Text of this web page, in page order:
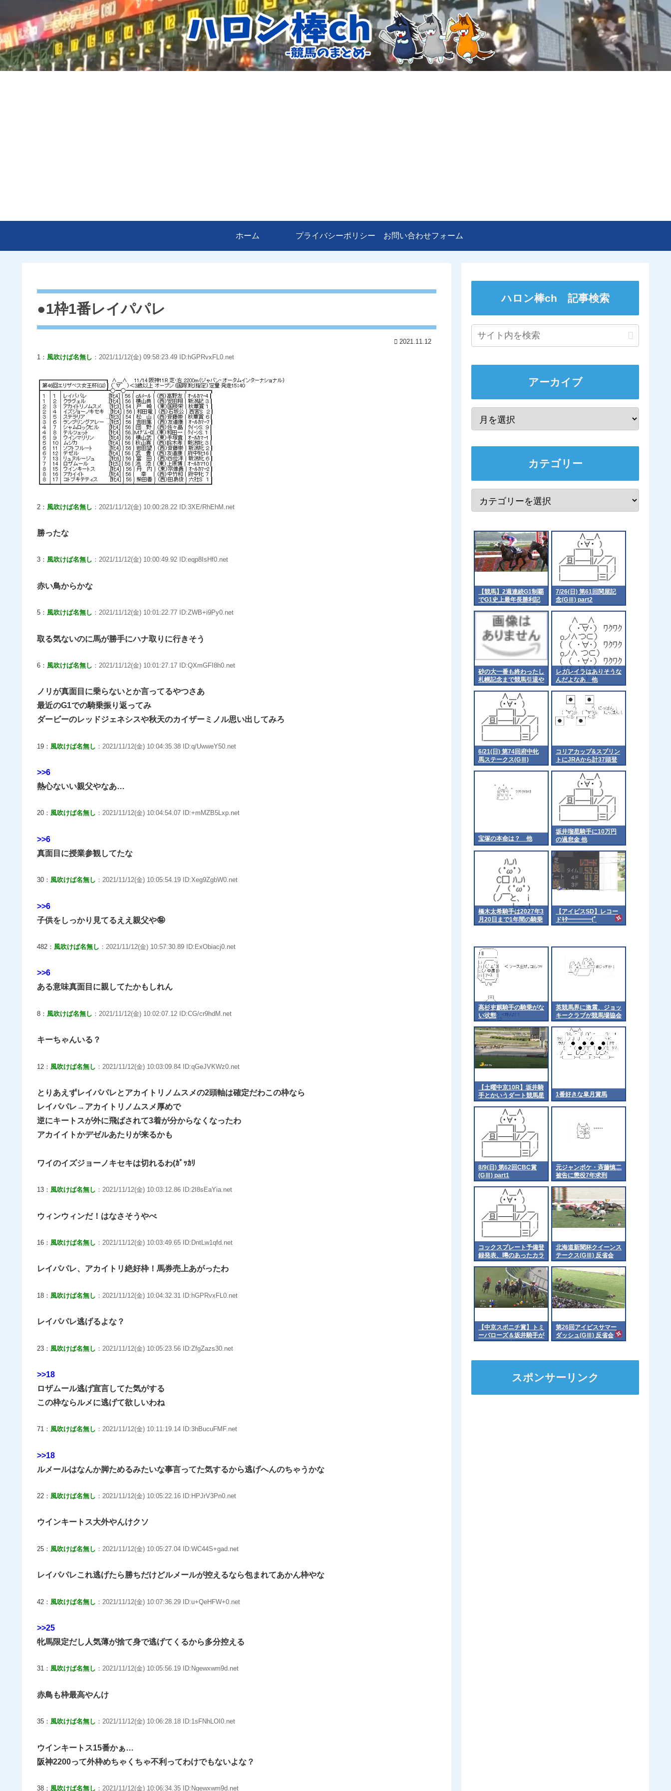
ホーム プライバシーポリシー お問い合わせフォーム
●1枠1番レイパパレ
2021.11.12
1： 風吹けば名無し ：2021/11/12(金) 09:58:23.49 ID:hGPRvxFL0.net
2： 風吹けば名無し ：2021/11/12(金) 10:00:28.22 ID:3XE/RhEhM.net
勝ったな
3： 風吹けば名無し ：2021/11/12(金) 10:00:49.92 ID:eqp8IsHf0.net
赤い鳥からかな
5： 風吹けば名無し ：2021/11/12(金) 10:01:22.77 ID:ZWB+i9Py0.net
取る気ないのに馬が勝手にハナ取りに行きそう
6： 風吹けば名無し ：2021/11/12(金) 10:01:27.17 ID:QXmGFI8h0.net
ノリが真面目に乗らないとか言ってるやつさあ
最近のG1での騎乗振り返ってみ
ダービーのレッドジェネシスや秋天のカイザーミノル思い出してみろ
19： 風吹けば名無し ：2021/11/12(金) 10:04:35.38 ID:q/UwweY50.net
>>6
熱心ないい親父やなあ…
20： 風吹けば名無し ：2021/11/12(金) 10:04:54.07 ID:+mMZB5Lxp.net
>>6
真面目に授業参観してたな
30： 風吹けば名無し ：2021/11/12(金) 10:05:54.19 ID:Xeg9ZgbW0.net
>>6
子供をしっかり見てるええ親父や🤪
482： 風吹けば名無し ：2021/11/12(金) 10:57:30.89 ID:ExObiacj0.net
>>6
ある意味真面目に親してたかもしれん
8： 風吹けば名無し ：2021/11/12(金) 10:02:07.12 ID:CG/cr9hdM.net
キーちゃんいる？
12： 風吹けば名無し ：2021/11/12(金) 10:03:09.84 ID:qGeJVKWz0.net
とりあえずレイパパレとアカイトリノムスメの2頭軸は確定だわこの枠なら
レイパパレ→アカイトリノムスメ厚めで
逆にキートスが外に飛ばされて3着が分からなくなったわ
アカイイトかデゼルあたりが来るかも
ワイのイズジョーノキセキは切れるわ(ｶﾞｯｶﾘ
13： 風吹けば名無し ：2021/11/12(金) 10:03:12.86 ID:2I8sEaYia.net
ウィンウィンだ！はなさそうやべ
16： 風吹けば名無し ：2021/11/12(金) 10:03:49.65 ID:DntLw1qfd.net
レイパパレ、アカイトリ絶好枠！馬券売上あがったわ
18： 風吹けば名無し ：2021/11/12(金) 10:04:32.31 ID:hGPRvxFL0.net
レイパパレ逃げるよな？
23： 風吹けば名無し ：2021/11/12(金) 10:05:23.56 ID:ZfgZazs30.net
>>18
ロザムール逃げ宣言してた気がする
この枠ならルメに逃げて欲しいわね
71： 風吹けば名無し ：2021/11/12(金) 10:11:19.14 ID:3hBucuFMF.net
>>18
ルメールはなんか脚ためるみたいな事言ってた気するから逃げへんのちゃうかな
22： 風吹けば名無し ：2021/11/12(金) 10:05:22.16 ID:HPJrV3Pn0.net
ウインキートス大外やんけクソ
25： 風吹けば名無し ：2021/11/12(金) 10:05:27.04 ID:WC44S+gad.net
レイパパレこれ逃げたら勝ちだけどルメールが控えるなら包まれてあかん枠やな
42： 風吹けば名無し ：2021/11/12(金) 10:07:36.29 ID:u+QeHFW+0.net
>>25
牝馬限定だし人気薄が捨て身で逃げてくるから多分控える
31： 風吹けば名無し ：2021/11/12(金) 10:05:56.19 ID:Ngewxwm9d.net
赤鳥も枠最高やんけ
35： 風吹けば名無し ：2021/11/12(金) 10:06:28.18 ID:1sFNhLOI0.net
ウインキートス15番かぁ…
阪神2200って外枠めちゃくちゃ不利ってわけでもないよな？
38： 風吹けば名無し ：2021/11/12(金) 10:06:34.35 ID:Ngewxwm9d.net
ハロン棒ch 記事検索
アーカイブ
カテゴリー
【競馬】2週連続G1制覇
でG1史上最年長勝利記
録を更新した武豊騎手
「ようやくピークが来
た」「遅咲きでした」
[ニーニーφ★]
7/26(日) 第61回関屋記
念(GⅢ) part2
砂の大一番も終わったし
札幌記念まで競馬引退や
ね
レガレイラはありそうな
んだよなあ 他
6/21(日) 第74回府中牝
馬ステークス(GⅢ)
part1
コリアカップ&スプリン
トにJRAから計37頭登
録
宝塚の本命は？ 他
坂井瑠星騎手に10万円
の過怠金 他
橋木太希騎手は2027年3
月20日まで1年間の騎乗
停止
【アイビスSD】レコー
ドｷﾀ━━━━(ﾟ
∀ﾟ)━━━━!!
高杉吏麒騎手の騎乗がな
い状態
英競馬界に激震、ジョッ
キークラブが競馬場協会
から脱退
【土曜中京10R】坂井騎
手とかいうダート競馬星
人
1番好きな皐月賞馬
8/9(日) 第62回CBC賞
(GⅢ) part1
元ジャンポケ・斉藤慎二
被告に懲役7年求刑
コックスプレート予備登
録発表、噂のあったカラ
ンダガンは登録無しで再
来日の可能性高まる
北海道新聞杯クイーンス
テークス(GⅢ) 反省会
【中京スポニチ賞】トミ
ーバローズ＆坂井騎手が
ｷﾀ━━━━(ﾟ
第26回アイビスサマー
ダッシュ(GⅢ) 反省会
スポンサーリンク